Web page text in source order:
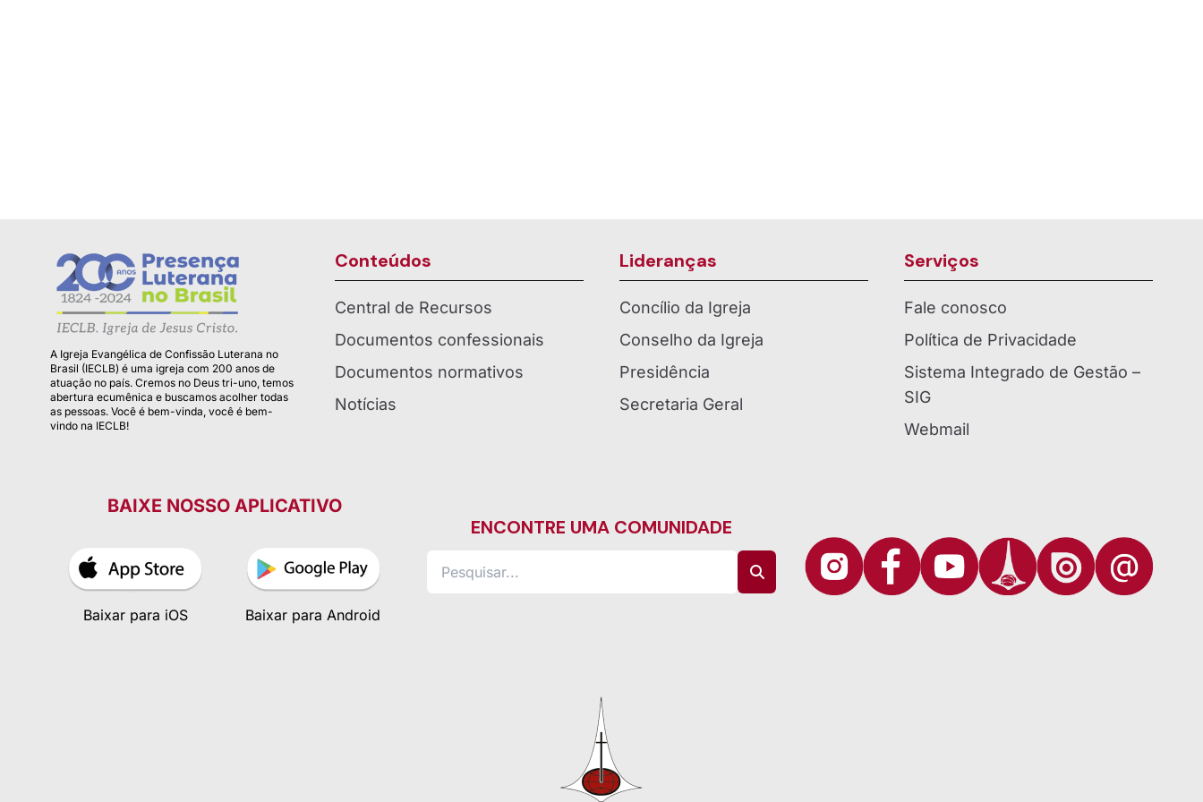
A Igreja Evangélica de Confissão Luterana no
Brasil (IECLB) é uma igreja com 200 anos de
atuação no país. Cremos no Deus tri-uno, temos
abertura ecumênica e buscamos acolher todas
as pessoas. Você é bem-vinda, você é bem-
vindo na IECLB!
Conteúdos
Central de Recursos
Documentos confessionais
Documentos normativos
Notícias
Lideranças
Concílio da Igreja
Conselho da Igreja
Presidência
Secretaria Geral
Serviços
Fale conosco
Política de Privacidade
Sistema Integrado de Gestão –
SIG
Webmail
BAIXE NOSSO APLICATIVO
Baixar para iOS Baixar para Android
ENCONTRE UMA COMUNIDADE